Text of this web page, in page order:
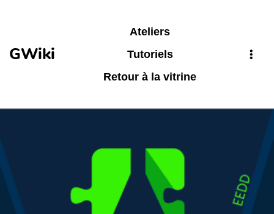
GWiki
Ateliers
Tutoriels
Retour à la vitrine